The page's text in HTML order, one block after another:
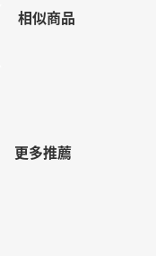
相似商品
更多推薦